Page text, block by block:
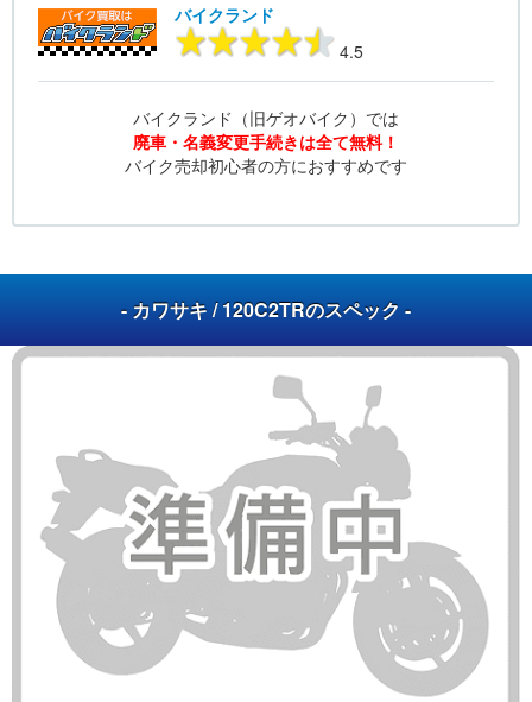
バイクランド
4.5
バイクランド（旧ゲオバイク）では
廃車・名義変更手続きは全て無料！
バイク売却初心者の方におすすめです
- カワサキ / 120C2TRのスペック -